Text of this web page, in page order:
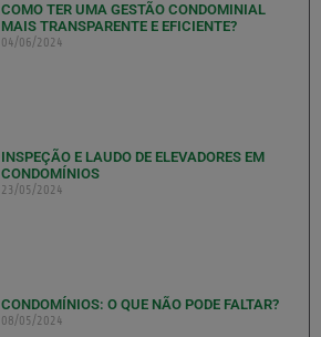
COMO TER UMA GESTÃO CONDOMINIAL
MAIS TRANSPARENTE E EFICIENTE?
04/06/2024
INSPEÇÃO E LAUDO DE ELEVADORES EM
CONDOMÍNIOS
23/05/2024
CONDOMÍNIOS: O QUE NÃO PODE FALTAR?
08/05/2024